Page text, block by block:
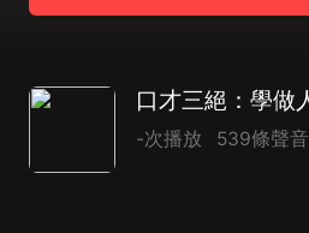
-次播放 539條聲音